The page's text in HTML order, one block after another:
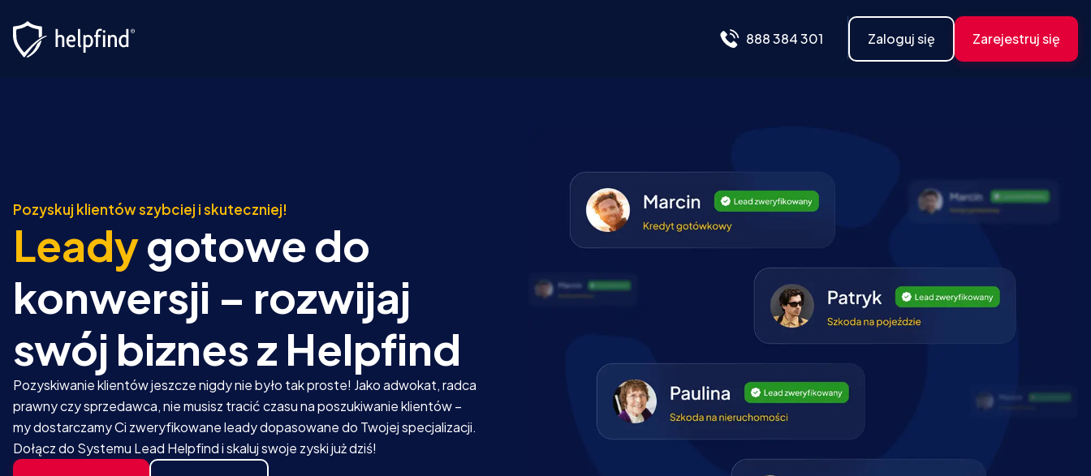
888 384 301 Zaloguj się Zarejestruj się
Pozyskuj klientów szybciej i skuteczniej!
Leadygotowe do
konwersji – rozwijaj
swój biznes z Helpfind
Pozyskiwanie klientów jeszcze nigdy nie było tak proste! Jako adwokat, radca
prawny czy sprzedawca, nie musisz tracić czasu na poszukiwanie klientów –
my dostarczamy Ci zweryfikowane leady dopasowane do Twojej specjalizacji.
Dołącz do Systemu Lead Helpfind i skaluj swoje zyski już dziś!